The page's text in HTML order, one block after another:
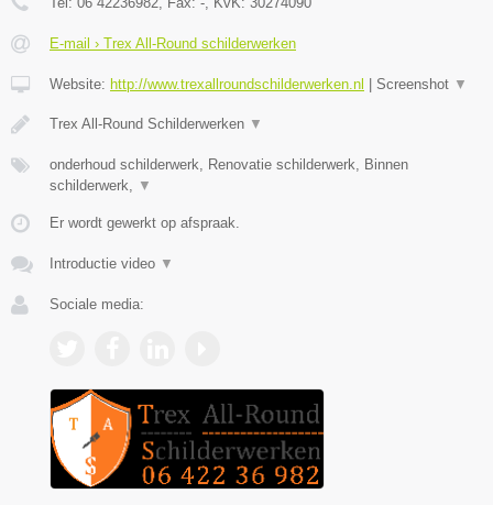
E-mail › Trex All-Round schilderwerken
Website: http://www.trexallroundschilderwerken.nl | Screenshot ▼
Trex All-Round Schilderwerken ▼
onderhoud schilderwerk, Renovatie schilderwerk, Binnen
schilderwerk,
▼
Er wordt gewerkt op afspraak.
Introductie video ▼
Sociale media: